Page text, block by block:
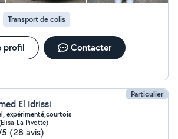
Transport de colis
profil Contacter
Particulier
El Idrissi
expérimenté,courtois
La Pivotte)
(28 avis)